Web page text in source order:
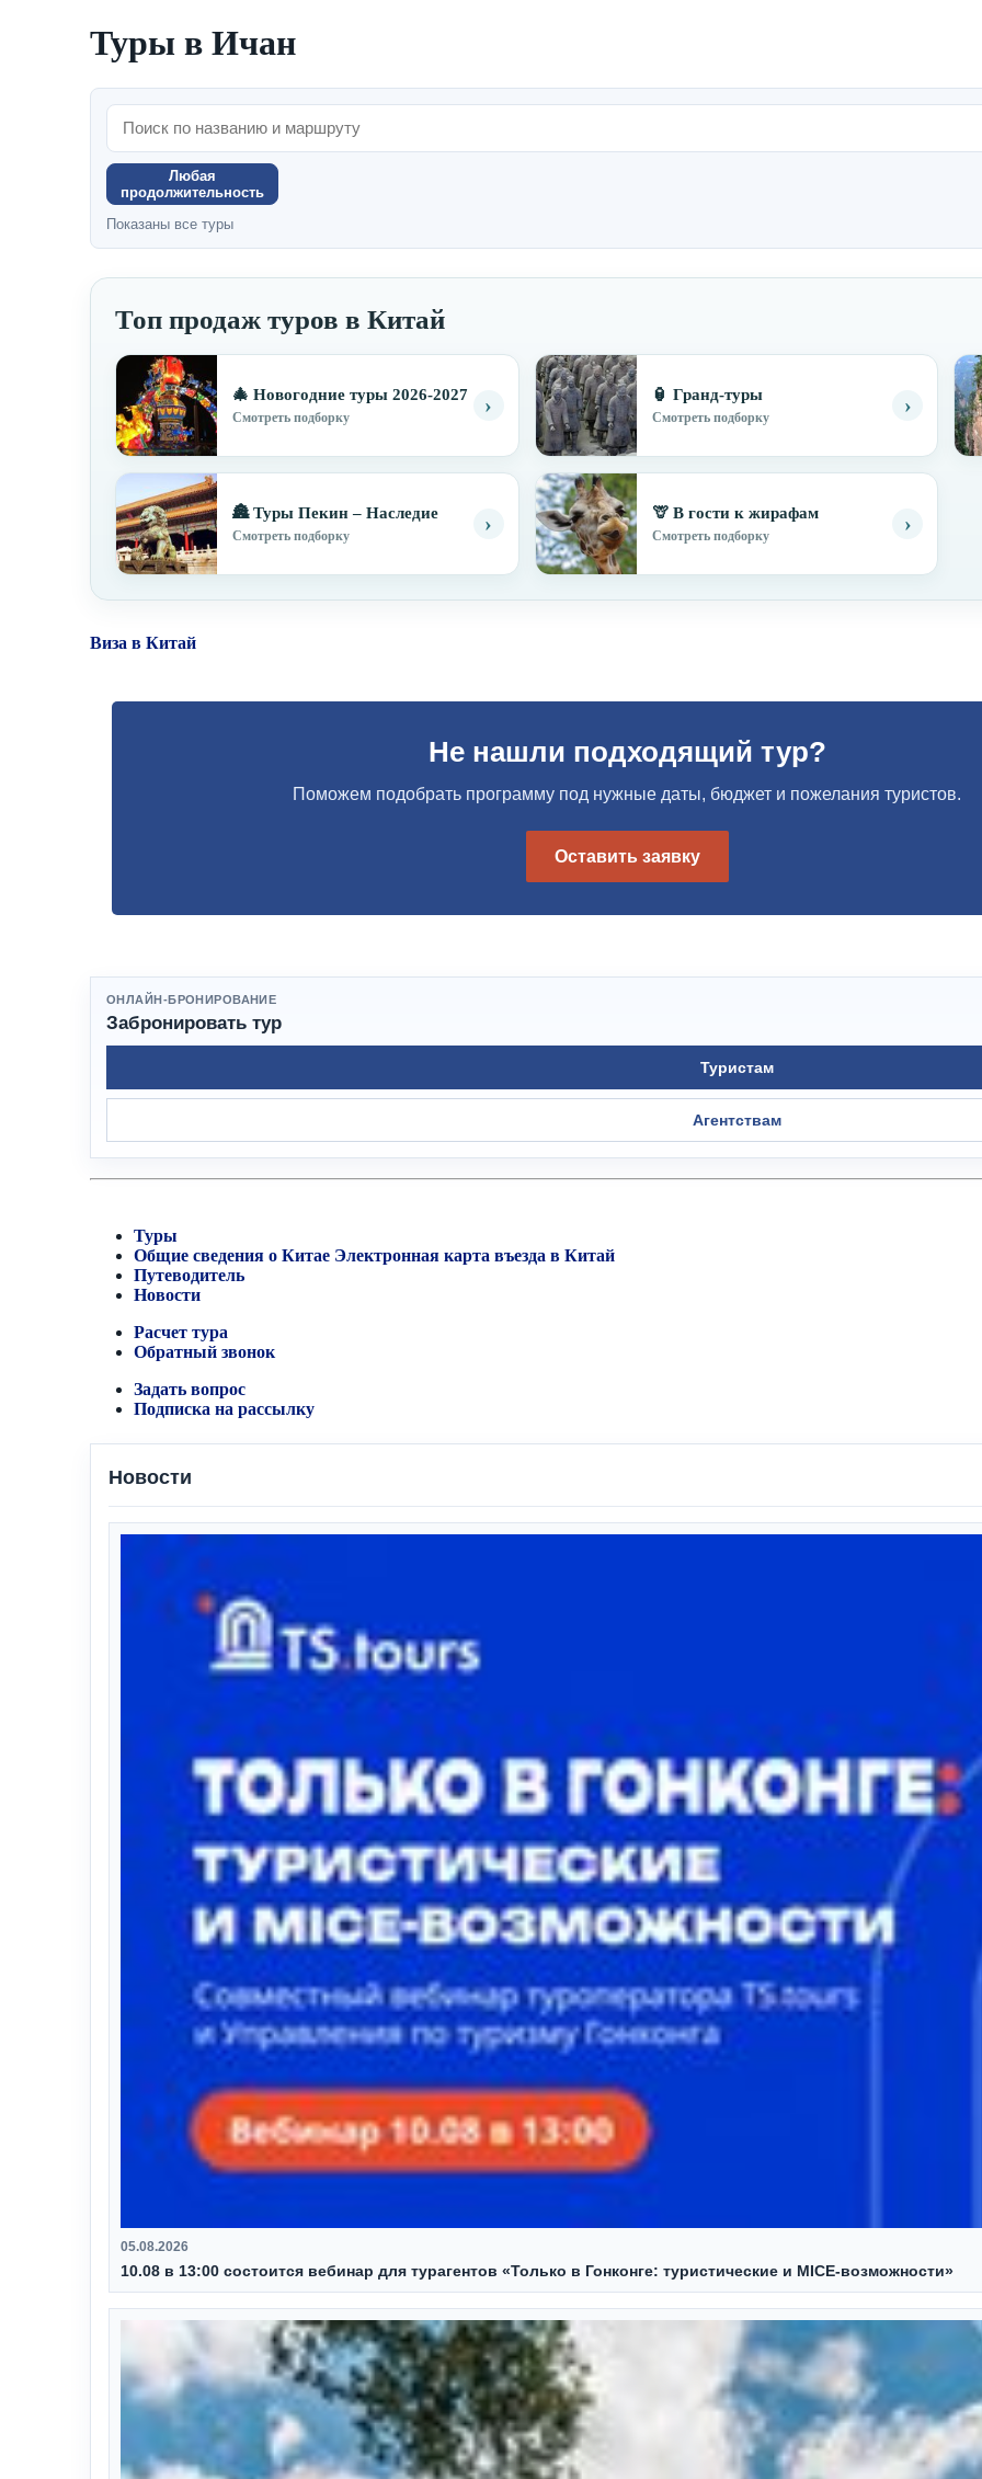
Туры в Ичан
Любая
продолжительность
Показаны все туры
Топ продаж туров в Китай
🎄 Новогодние туры 2026-2027
Смотреть подборку
› 🏮 Гранд-туры
Смотреть подборку
›
🏯 Туры Пекин – Наследие
Смотреть подборку
› 🦒 В гости к жирафам
Смотреть подборку
›
Виза в Китай
Не нашли подходящий тур?
Поможем подобрать программу под нужные даты, бюджет и пожелания туристов.
Оставить заявку
ОНЛАЙН-БРОНИРОВАНИЕ
Забронировать тур
Туристам
Агентствам
Туры
Общие сведения о Китае Электронная карта въезда в Китай
Путеводитель
Новости
Расчет тура
Обратный звонок
Задать вопрос
Подписка на рассылку
Новости
05.08.2026
10.08 в 13:00 состоится вебинар для турагентов «Только в Гонконге: туристические и MICE-возможности»